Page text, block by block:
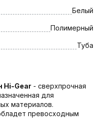
Белый
Полимерный
Туба
Hi-Gear - сверхпрочная
для
материалов.
превосходным